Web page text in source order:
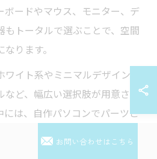
ボードやマウス、モニター、デ
もトータルで選ぶことで、空間
ります。
イト系やミニマルデザイン、
など、幅広い選択肢が用意され
には、自作パソコンでパーツご
お問い合わせはこちら